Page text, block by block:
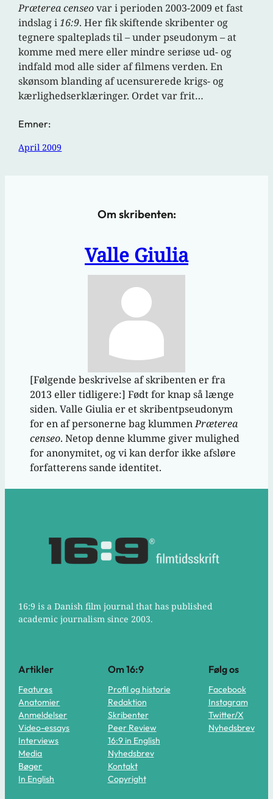
Præterea censeovar i perioden 2003-2009 et fast
indslag i16:9. Her fik skiftende skribenter og
tegnere spalteplads til – under pseudonym – at
komme med mere eller mindre seriøse ud- og
indfald mod alle sider af filmens verden. En
skønsom blanding af ucensurerede krigs- og
kærlighedserklæringer. Ordet var frit…
Emner:
April 2009
Om skribenten:
Valle Giulia
[Følgende beskrivelse af skribenten er fra
2013 eller tidligere:] Født for knap så længe
siden. Valle Giulia er et skribentpseudonym
for en af personerne bag klummenPræterea
censeo. Netop denne klumme giver mulighed
for anonymitet, og vi kan derfor ikke afsløre
forfatterens sande identitet.
16:9 is a Danish film journal that has published
academic journalism since 2003.
Artikler
Features
Anatomier
Anmeldelser
Video-essays
Interviews
Media
Bøger
In English
Om 16:9
Profil og historie
Redaktion
Skribenter
Peer Review
16:9 in English
Nyhedsbrev
Kontakt
Copyright
Følg os
Facebook
Instagram
Twitter/X
Nyhedsbrev